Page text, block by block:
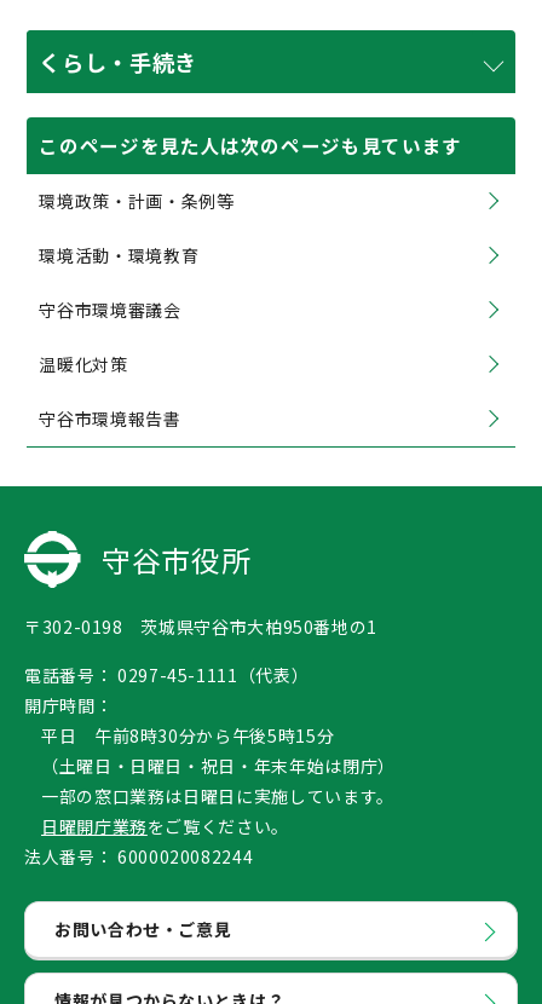
くらし・手続き
このページを見た人は次のページも見ています
環境政策・計画・条例等
環境活動・環境教育
守谷市環境審議会
温暖化対策
守谷市環境報告書
守谷市役所
〒302-0198 茨城県守谷市大柏950番地の1
電話番号： 0297-45-1111（代表）
開庁時間：
平日 午前8時30分から午後5時15分
（土曜日・日曜日・祝日・年末年始は閉庁）
一部の窓口業務は日曜日に実施しています。
日曜開庁業務をご覧ください。
法人番号： 6000020082244
お問い合わせ・ご意見